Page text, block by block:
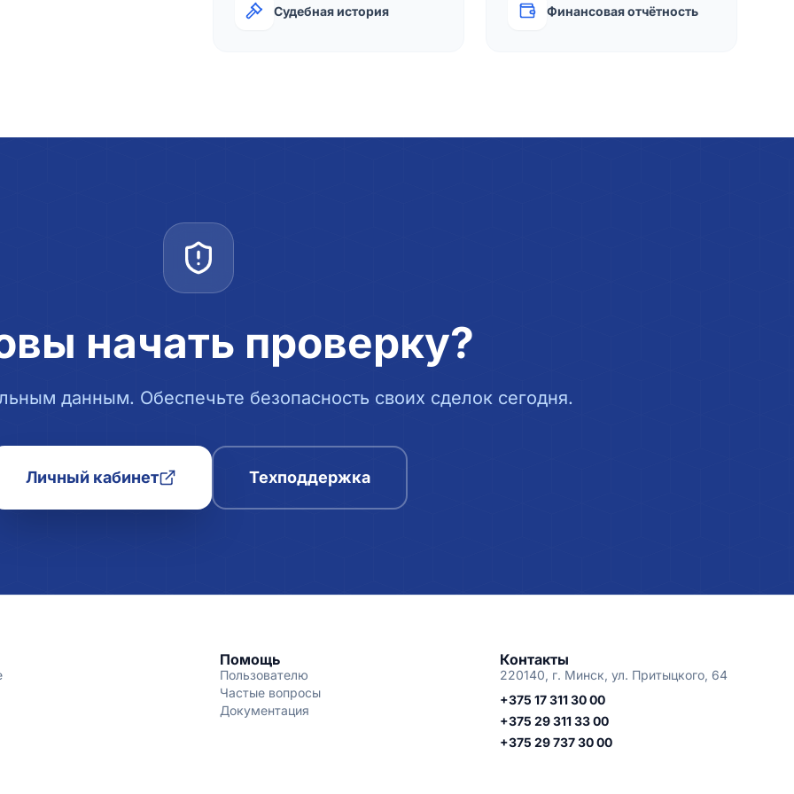
Судебная история Финансовая отчётность
начать проверку?
данным. Обеспечьте безопасность своих сделок сегодня.
Личный кабинет Техподдержка
Помощь
Пользователю
Частые вопросы
Документация
Контакты
220140, г. Минск, ул. Притыцкого, 64
+375 17 311 30 00
+375 29 311 33 00
+375 29 737 30 00